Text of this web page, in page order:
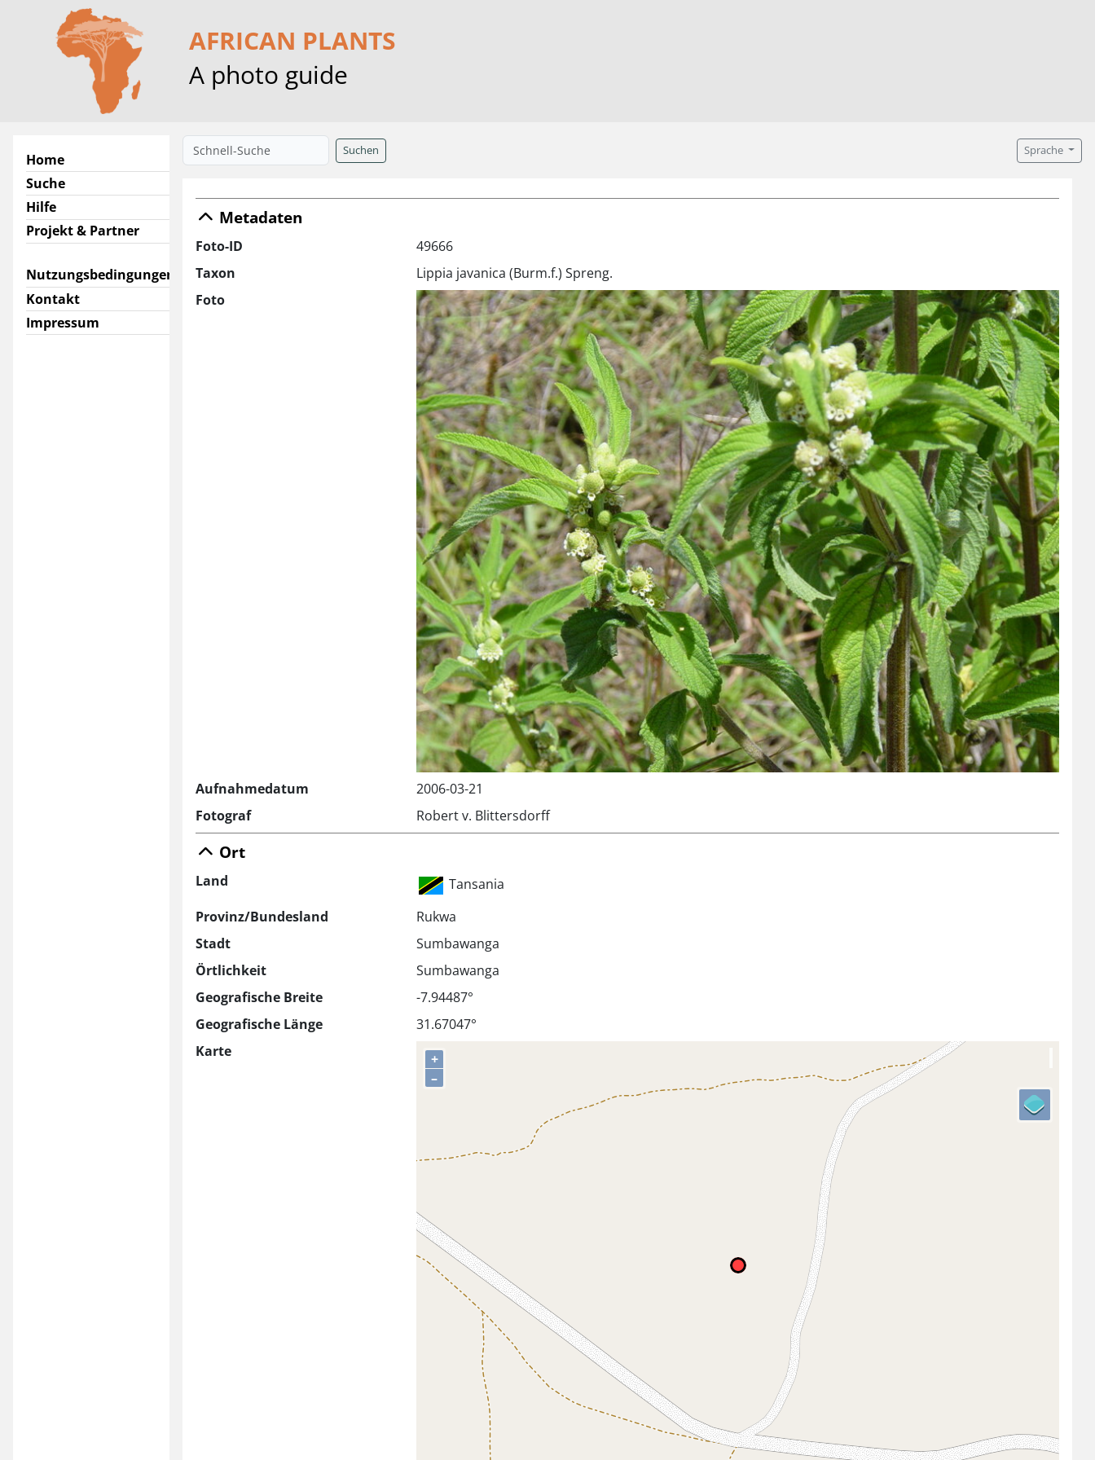
AFRICAN PLANTS
A photo guide
Home
Suche
Hilfe
Projekt & Partner
Nutzungsbedingungen
Kontakt
Impressum
Suchen Sprache
Metadaten
Foto-ID
49666
Taxon
Lippia javanica (Burm.f.) Spreng.
Foto
Aufnahmedatum
2006-03-21
Fotograf
Robert v. Blittersdorff
Ort
Land
Tansania
Provinz/Bundesland
Rukwa
Stadt
Sumbawanga
Örtlichkeit
Sumbawanga
Geografische Breite
-7.94487°
Geografische Länge
31.67047°
Karte
+
–